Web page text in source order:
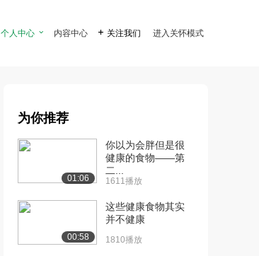
个人中心  内容中心  关注我们 进入关怀模式
为你推荐
01:06
你以为会胖但是很
健康的食物——第
二...
1611播放
00:58
这些健康食物其实
并不健康
1810播放